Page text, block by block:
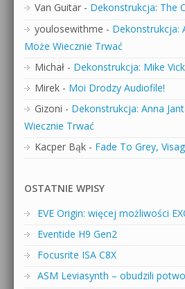
Van Guitar - Dekonstrukcja: The
youlosewithme - Dekonstrukcja:
Może Wiecznie Trwać
Michał - Dekonstrukcja: Mike
Mirek - Moi Drodzy Audiofile!
Gizoni - Dekonstrukcja: Anna
Wiecznie Trwać
Kacper Bąk - Fade To Grey,
OSTATNIE WPISY
EVE Origin: więcej możliwości
Eventide H9 Gen2
Focusrite ISA C8X
ASM Leviasynth – obudzili